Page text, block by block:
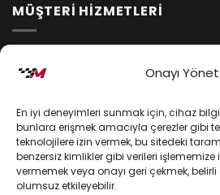
Onayı Yönet
En iyi deneyimleri sunmak için, cihaz
bunlara erişmek amacıyla çerezler gibi
teknolojilere izin vermek, bu sitedeki
benzersiz kimlikler gibi verileri işlememize
vermemek veya onayı geri çekmek, belirli
olumsuz etkileyebilir.
MÜŞTERİ HİZMETLERİ
Kişisel Verilerin Korunması
Mesafeli Satış Sözleşmesi